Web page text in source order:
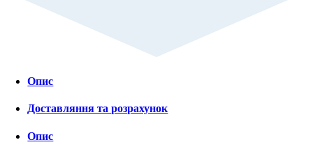
Опис
Доставляння та розрахунок
Опис